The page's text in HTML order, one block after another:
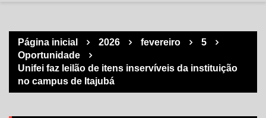
Página inicial 2026 fevereiro
5
Oportunidade
Unifei faz leilão de itens inservíveis da instituição
no campus de Itajubá